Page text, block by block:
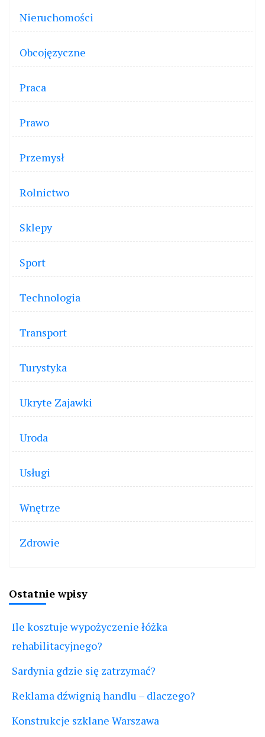
Nieruchomości
Obcojęzyczne
Praca
Prawo
Przemysł
Rolnictwo
Sklepy
Sport
Technologia
Transport
Turystyka
Ukryte Zajawki
Uroda
Usługi
Wnętrze
Zdrowie
Ostatnie wpisy
Ile kosztuje wypożyczenie łóżka
rehabilitacyjnego?
Sardynia gdzie się zatrzymać?
Reklama dźwignią handlu – dlaczego?
Konstrukcje szklane Warszawa